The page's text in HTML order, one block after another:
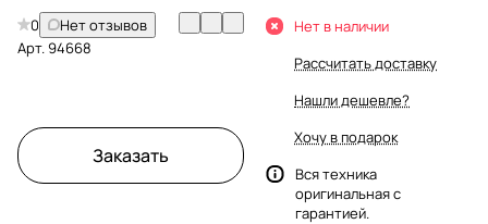
0
Нет отзывов
Арт.94668
Заказать
Нет в наличии
Рассчитать доставку
Нашли дешевле?
Хочу в подарок
Вся техника
оригинальная с
гарантией.